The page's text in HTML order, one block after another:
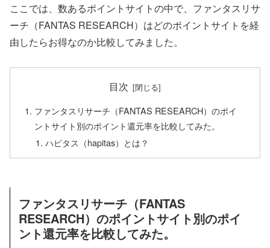
ここでは、数あるポイントサイトの中で、ファンタスリサ
ーチ（FANTAS RESEARCH）はどのポイントサイトを経
由したらお得なのか比較してみました。
目次
ファンタスリサーチ（FANTAS RESEARCH）のポイ
ントサイト別のポイント還元率を比較してみた。
ハピタス（hapitas）とは？
ファンタスリサーチ（FANTAS
RESEARCH）のポイントサイト別のポイ
ント還元率を比較してみた。